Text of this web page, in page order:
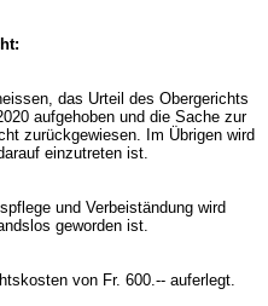
das Urteil des Obergerichts
aufgehoben und die Sache zur
zurückgewiesen. Im Übrigen wird
einzutreten ist.
und Verbeiständung wird
geworden ist.
von Fr. 600.-- auferlegt.